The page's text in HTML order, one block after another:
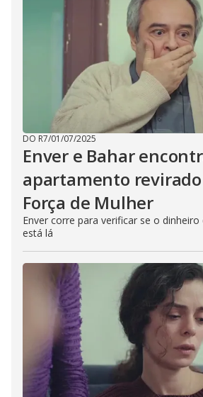
DO R7/01/07/2025
Enver e Bahar
apartamento
Força de Mulher
Enver corre para verificar se o
está lá